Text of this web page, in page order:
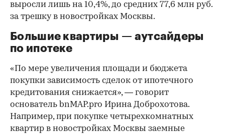
выросли лишь на 10,4%, до средних 77,6 млн руб.
за трешку в новостройках Москвы.
Большие квартиры — аутсайдеры
по ипотеке
«По мере увеличения площади и бюджета
покупки зависимость сделок от ипотечного
кредитования снижается», — говорит
основатель bnMAP.pro Ирина Доброхотова.
Например, при покупке четырехкомнатных
квартир в новостройках Москвы заемные